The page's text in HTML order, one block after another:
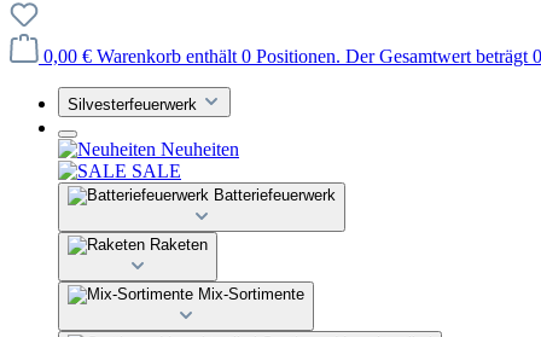
0,00 € Warenkorb enthält 0 Positionen. Der Gesamtwert beträgt
Silvesterfeuerwerk
Neuheiten
SALE
Batteriefeuerwerk
Raketen
Mix-Sortimente